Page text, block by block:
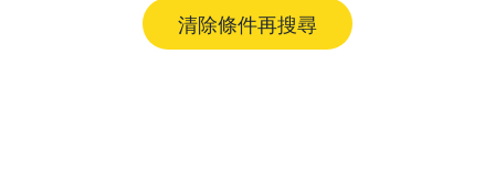
清除條件再搜尋